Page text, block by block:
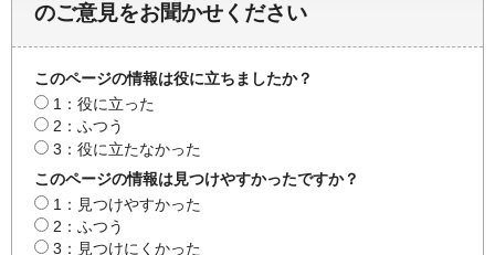
のご意見をお聞かせください
このページの情報は役に立ちましたか？
1：役に立った
2：ふつう
3：役に立たなかった
このページの情報は見つけやすかったですか？
1：見つけやすかった
2：ふつう
3：見つけにくかった